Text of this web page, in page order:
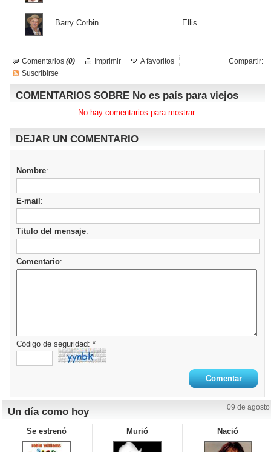
Barry Corbin Ellis
Comentarios (0) Compartir:
Imprimir
A favoritos
Suscribirse
COMENTARIOS SOBRE No es país para viejos
No hay comentarios para mostrar.
DEJAR UN COMENTARIO
Nombre:
E-mail :
Titulo del mensaje:
Comentario:
Código de seguridad: *
Un día como hoy 09 de agosto
Se estrenó Murió Nació